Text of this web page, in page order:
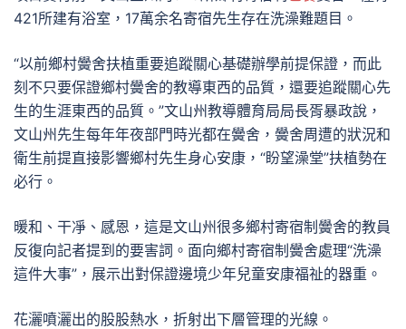
421所建有浴室，17萬余名寄宿先生存在洗澡難題目。
“以前鄉村黌舍扶植重要追蹤關心基礎辦學前提保證，而此
刻不只要保證鄉村黌舍的教導東西的品質，還要追蹤關心先
生的生涯東西的品質。”文山州教導體育局局長胥暴政說，
文山州先生每年年夜部門時光都在黌舍，黌舍周遭的狀況和
衛生前提直接影響鄉村先生身心安康，“盼望澡堂”扶植勢在
必行。
暖和、干凈、感恩，這是文山州很多鄉村寄宿制黌舍的教員
反復向記者提到的要害詞。面向鄉村寄宿制黌舍處理“洗澡
這件大事”，展示出對保證邊境少年兒童安康福祉的器重。
花灑噴灑出的股股熱水，折射出下層管理的光線。